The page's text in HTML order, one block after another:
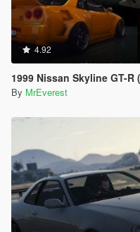
4.92
1999 Nissan Skyline GT-R (BNR34)
By MrEverest